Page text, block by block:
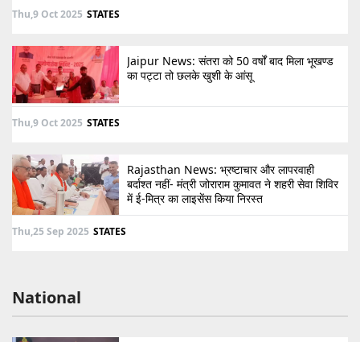
Thu,9 Oct 2025 STATES
Jaipur News: संतरा को 50 वर्षों बाद मिला भूखण्ड
का पट्टा तो छलके खुशी के आंसू
Thu,9 Oct 2025 STATES
Rajasthan News: भ्रष्टाचार और लापरवाही
बर्दाश्त नहीं- मंत्री जोराराम कुमावत ने शहरी सेवा शिविर
में ई-मित्र का लाइसेंस किया निरस्त
Thu,25 Sep 2025 STATES
National